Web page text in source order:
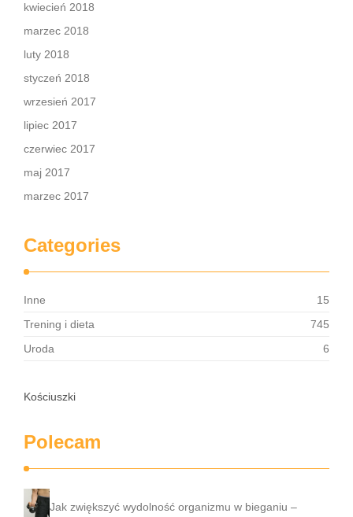
kwiecień 2018
marzec 2018
luty 2018
styczeń 2018
wrzesień 2017
lipiec 2017
czerwiec 2017
maj 2017
marzec 2017
Categories
Inne
15
Trening i dieta
745
Uroda
6
Kościuszki
Polecam
Jak zwiększyć wydolność organizmu w bieganiu –